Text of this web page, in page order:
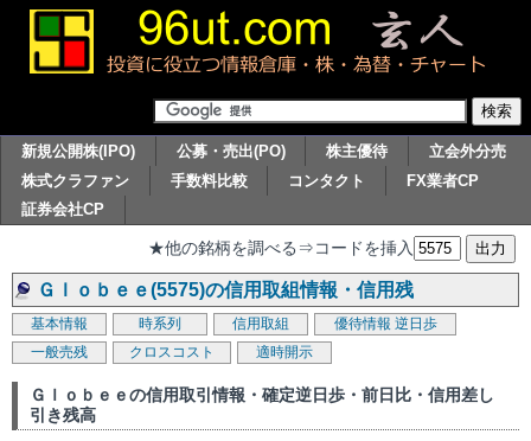
新規公開株(IPO) 公募・売出(PO) 株主優待
立会外分売
株式クラファン
手数料比較 コンタクト
FX業者CP
証券会社CP
★他の銘柄を調べる⇒コードを挿入
Ｇｌｏｂｅｅ(5575)の信用取組情報・信用残
基本情報 時系列 信用取組 優待情報 逆日歩
一般売残
クロスコスト 適時開示
Ｇｌｏｂｅｅの信用取引情報・確定逆日歩・前日比・信用差し
引き残高